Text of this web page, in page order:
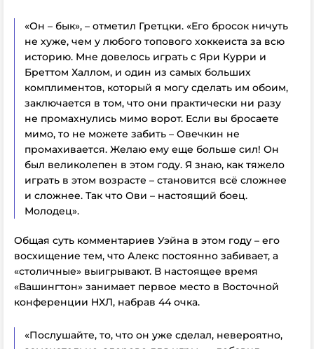
«Он – бык», – отметил Гретцки. «Его бросок ничуть
не хуже, чем у любого топового хоккеиста за всю
историю. Мне довелось играть с Яри Курри и
Бреттом Халлом, и один из самых больших
комплиментов, который я могу сделать им обоим,
заключается в том, что они практически ни разу
не промахнулись мимо ворот. Если вы бросаете
мимо, то не можете забить – Овечкин не
промахивается. Желаю ему еще больше сил! Он
был великолепен в этом году. Я знаю, как тяжело
играть в этом возрасте – становится всё сложнее
и сложнее. Так что Ови – настоящий боец.
Молодец».
Общая суть комментариев Уэйна в этом году – его
восхищение тем, что Алекс постоянно забивает, а
«столичные» выигрывают. В настоящее время
«Вашингтон» занимает первое место в Восточной
конференции НХЛ, набрав 44 очка.
«Послушайте, то, что он уже сделал, невероятно,